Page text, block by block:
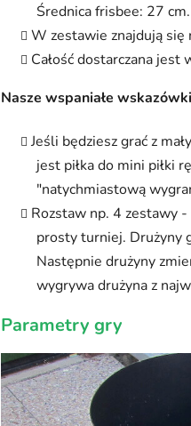
Średnica frisbee: 27 cm.
W zestawie znajdują się
Całość dostarczana
Nasze wspaniałe
Jeśli będziesz grać z
jest piłka do mini piłki
"natychmiastową
Rozstaw np. 4 zestawy
prosty turniej. Drużyny
Następnie drużyny
wygrywa drużyna z
Parametry gry